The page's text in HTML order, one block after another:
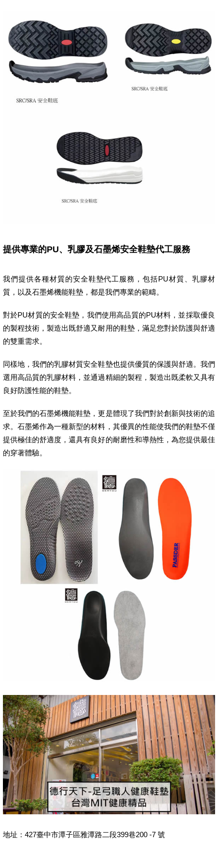
提供專業的PU、乳膠及石墨烯安全鞋墊代工服務
我們提供各種材質的安全鞋墊代工服務，包括PU材質、乳膠材
質，以及石墨烯機能鞋墊，都是我們專業的範疇。
對於PU材質的安全鞋墊，我們使用高品質的PU材料，並採取優良
的製程技術，製造出既舒適又耐用的鞋墊，滿足您對於防護與舒適
的雙重需求。
同樣地，我們的乳膠材質安全鞋墊也提供優質的保護與舒適。我們
選用高品質的乳膠材料，並通過精細的製程，製造出既柔軟又具有
良好防護性能的鞋墊。
至於我們的石墨烯機能鞋墊，更是體現了我們對於創新與技術的追
求。石墨烯作為一種新型的材料，其優異的性能使我們的鞋墊不僅
提供極佳的舒適度，還具有良好的耐磨性和導熱性，為您提供最佳
的穿著體驗。
地址：427臺中市潭子區雅潭路二段399巷200 -7 號